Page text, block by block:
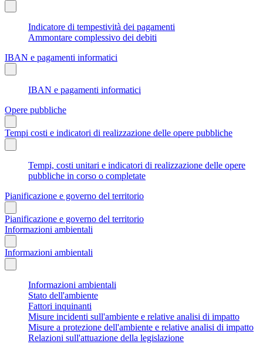
Indicatore di tempestività dei pagamenti
Ammontare complessivo dei debiti
IBAN e pagamenti informatici
IBAN e pagamenti informatici
Opere pubbliche
Tempi costi e indicatori di realizzazione delle opere pubbliche
Tempi, costi unitari e indicatori di realizzazione delle opere
pubbliche in corso o completate
Pianificazione e governo del territorio
Pianificazione e governo del territorio
Informazioni ambientali
Informazioni ambientali
Informazioni ambientali
Stato dell'ambiente
Fattori inquinanti
Misure incidenti sull'ambiente e relative analisi di impatto
Misure a protezione dell'ambiente e relative analisi di impatto
Relazioni sull'attuazione della legislazione